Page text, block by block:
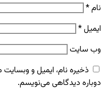
نام*
ایمیل*
وب‌ سایت
ذخیره نام، ایمیل و وبسایت
دوباره دیدگاهی می‌نویسم.